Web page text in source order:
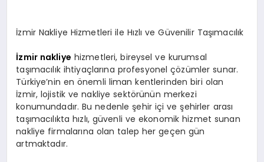
İzmir Nakliye Hizmetleri ile Hızlı ve Güvenilir Taşımacılık
İzmir nakliye hizmetleri, bireysel ve kurumsal
taşımacılık ihtiyaçlarına profesyonel çözümler sunar.
Türkiye’nin en önemli liman kentlerinden biri olan
İzmir, lojistik ve nakliye sektörünün merkezi
konumundadır. Bu nedenle şehir içi ve şehirler arası
taşımacılıkta hızlı, güvenli ve ekonomik hizmet sunan
nakliye firmalarına olan talep her geçen gün
artmaktadır.